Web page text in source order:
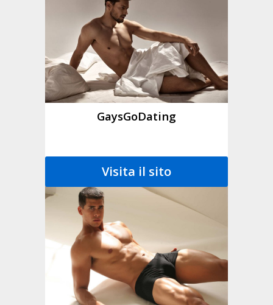
GaysGoDating
Visita il sito